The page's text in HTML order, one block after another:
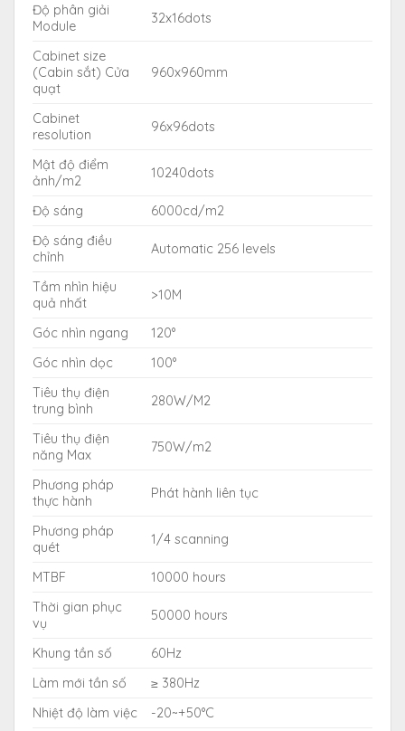
Độ phân giải
Module
32x16dots
Cabinet size
(Cabin sắt) Cửa
quạt
960x960mm
Cabinet
resolution
96x96dots
Mật độ điểm
ảnh/m2
10240dots
Độ sáng
6000cd/m2
Độ sáng điều
chỉnh
Automatic 256 levels
Tầm nhìn hiệu
quả nhất
>10M
Góc nhìn ngang
120°
Góc nhìn dọc
100°
Tiêu thụ điện
trung bình
280W/M2
Tiêu thụ điện
năng Max
750W/m2
Phương pháp
thực hành
Phát hành liên tục
Phương pháp
quét
1/4 scanning
MTBF
10000 hours
Thời gian phục
vụ
50000 hours
Khung tần số
60Hz
Làm mới tần số
≥ 380Hz
Nhiệt độ làm việc
-20~+50°C